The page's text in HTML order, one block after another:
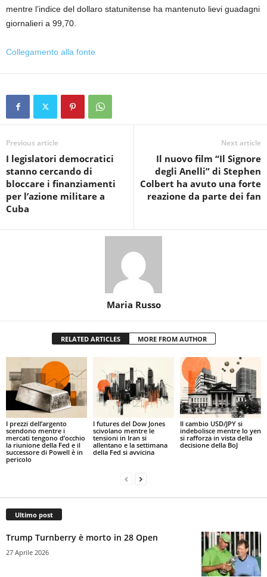
mentre l’indice del dollaro statunitense ha mantenuto lievi guadagni
giornalieri a 99,70.
Collegamento alla fonte
Previous article
I legislatori democratici
stanno cercando di
bloccare i finanziamenti
per l’azione militare a
Cuba
Next article
Il nuovo film “Il Signore
degli Anelli” di Stephen
Colbert ha avuto una forte
reazione da parte dei fan
Maria Russo
RELATED ARTICLES MORE FROM AUTHOR
I prezzi dell’argento
scendono mentre i
mercati tengono d’occhio
la riunione della Fed e il
successore di Powell è in
pericolo
I futures del Dow Jones
scivolano mentre le
tensioni in Iran si
allentano e la settimana
della Fed si avvicina
Il cambio USD/JPY si
indebolisce mentre lo yen
si rafforza in vista della
decisione della BoJ
Ultimo post
Trump Turnberry è morto in 28 Open
27 Aprile 2026